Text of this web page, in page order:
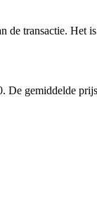
transactie. Het
gemiddelde